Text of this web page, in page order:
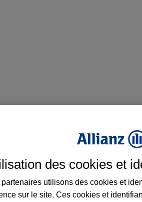
à Saint-Priest et
des cookies et
partenaires utilisons des cookies et
sur le site. Ces cookies et